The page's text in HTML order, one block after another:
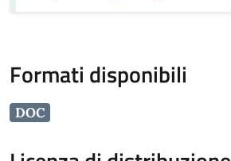
Formati disponibili
DOC